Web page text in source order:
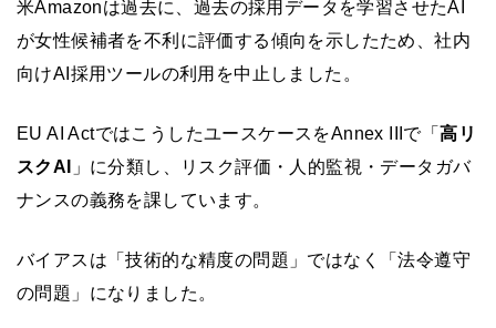
米Amazonは過去に、過去の採用データを学習させたAI
が女性候補者を不利に評価する傾向を示したため、社内
向けAI採用ツールの利用を中止しました。
EU AI ActではこうしたユースケースをAnnex IIIで「高リ
スクAI
」に分類し、リスク評価・人的監視・データガバ
ナンスの義務を課しています。
バイアスは「技術的な精度の問題」ではなく「法令遵守
の問題」になりました。